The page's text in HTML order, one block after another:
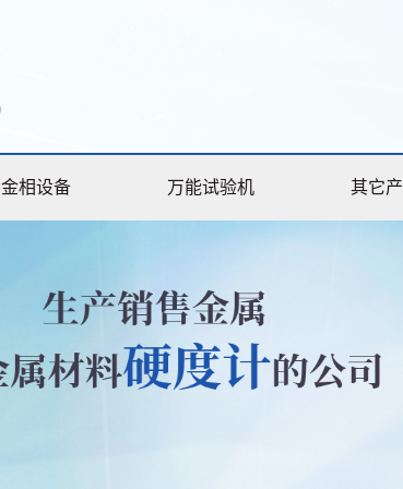
金相设备 万能试验机 其它